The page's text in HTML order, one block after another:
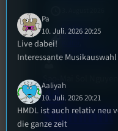
Festivals,
Interview,
Sao-Mai Sol Nguyen
44.
Stummfil
Pa
10. Juli. 2026 20:25
Live dabei!
Interessante
Aaliyah
10. Juli. 2026 20:21
HMDL ist auch relativ neu
die ganze zeit